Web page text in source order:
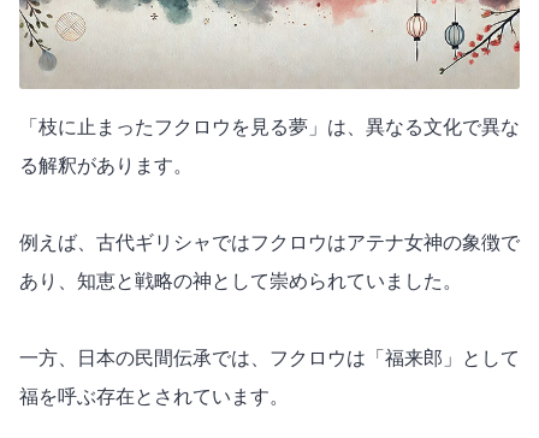
「枝に止まったフクロウを見る夢」は、異なる文化で異な
る解釈があります。
例えば、古代ギリシャではフクロウはアテナ女神の象徴で
あり、知恵と戦略の神として崇められていました。
一方、日本の民間伝承では、フクロウは「福来郎」として
福を呼ぶ存在とされています。